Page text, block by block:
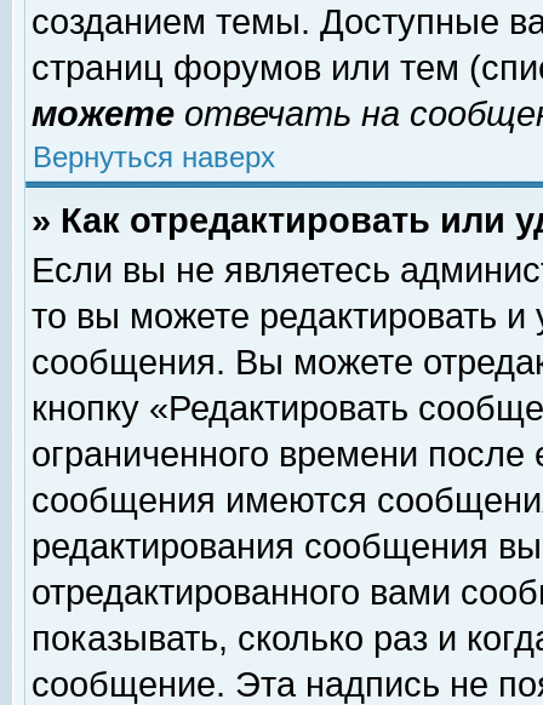
созданием темы. Доступные
страниц форумов или тем
можете отвечать на
Вернуться наверх
» Как отредактировать или
Если вы не являетесь
то вы можете редактировать и
сообщения. Вы можете
кнопку «Редактировать
ограниченного времени
сообщения имеются
редактирования сообщения
отредактированного вами
показывать, сколько раз и
сообщение. Эта надпись не